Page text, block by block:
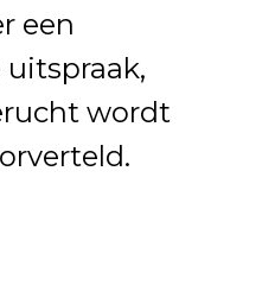
een
uitspraak,
wordt